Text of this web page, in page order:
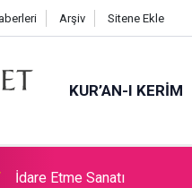
Arşiv Sitene Ekle
KUR’AN-I KERİM
İdare Etme Sanatı